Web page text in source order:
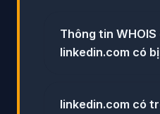
Thông tin WHOIS
linkedin.com có
linkedin.com có